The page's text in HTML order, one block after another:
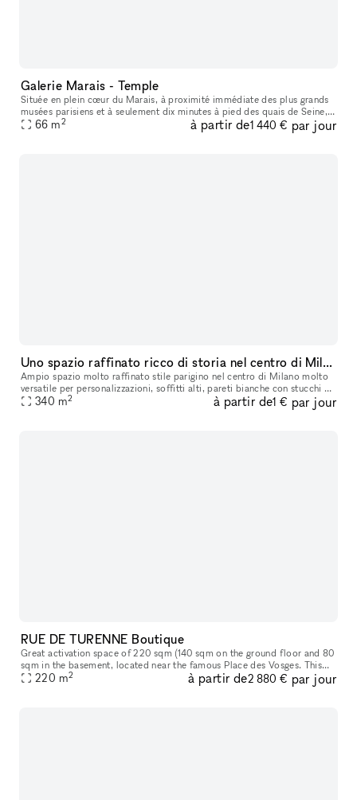
Galerie Marais - Temple
Située en plein cœur du Marais, à proximité immédiate des plus grands
musées parisiens et à seulement dix minutes à pied des quais de Seine,
cette galerie bénéficie d’un emplacement premium dans l’un
66 m2 à partir de1 440 € par jour
Uno spazio raffinato ricco di storia nel centro di Milano
Ampio spazio molto raffinato stile parigino nel centro di Milano molto
versatile per personalizzazioni, soffitti alti, pareti bianche con stucchi e
boiserie bianche, parquet in rovere d’epoca. Ricco
340 m2 à partir de1 € par jour
RUE DE TURENNE Boutique
Great activation space of 220 sqm (140 sqm on the ground floor and 80
sqm in the basement​,​ located near the famous Place des Vosges. This
space offers great storefront on a popular street in Paris
220 m2 à partir de2 880 € par jour